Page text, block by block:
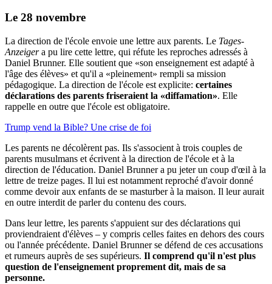
Le 28 novembre
La direction de l'école envoie une lettre aux parents. Le Tages-
Anzeigera pu lire cette lettre, qui réfute les reproches adressés à
Daniel Brunner. Elle soutient que «son enseignement est adapté à
l'âge des élèves» et qu'il a «pleinement» rempli sa mission
pédagogique. La direction de l'école est explicite: certaines
déclarations des parents friseraient la «diffamation». Elle
rappelle en outre que l'école est obligatoire.
Trump vend la Bible? Une crise de foi
Les parents ne décolèrent pas. Ils s'associent à trois couples de
parents musulmans et écrivent à la direction de l'école et à la
direction de l'éducation. Daniel Brunner a pu jeter un coup d'œil à la
lettre de treize pages. Il lui est notamment reproché d'avoir donné
comme devoir aux enfants de se masturber à la maison. Il leur aurait
en outre interdit de parler du contenu des cours.
Dans leur lettre, les parents s'appuient sur des déclarations qui
proviendraient d'élèves – y compris celles faites en dehors des cours
ou l'année précédente. Daniel Brunner se défend de ces accusations
et rumeurs auprès de ses supérieurs. Il comprend qu'il n'est plus
question de l'enseignement proprement dit, mais de sa
personne.